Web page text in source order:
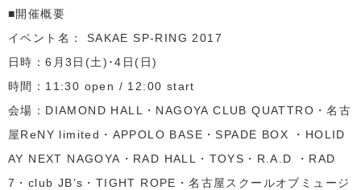
■開催概要
イベント名： SAKAE SP-RING 2017
日時：6月3日(土)･4日(日)
時間：11:30 open / 12:00 start
会場：DIAMOND HALL・NAGOYA CLUB QUATTRO・名古
屋ReNY limited・APPOLO BASE・SPADE BOX ・HOLID
AY NEXT NAGOYA・RAD HALL・TOYS・R.A.D ・RAD
7・club JB’s・TIGHT ROPE・名古屋スクールオブミュージ